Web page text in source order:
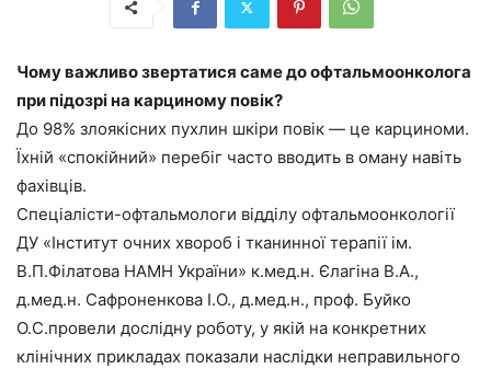
Чому важливо звертатися саме до офтальмоонколога
при підозрі на карциному повік?
До 98% злоякісних пухлин шкіри повік — це карциноми.
Їхній «спокійний» перебіг часто вводить в оману навіть
фахівців.
Спеціалісти-офтальмологи відділу офтальмоонкології
ДУ «Інститут очних хвороб і тканинної терапії ім.
В.П.Філатова НАМН України» к.мед.н. Єлагіна В.А.,
д.мед.н. Сафроненкова І.О., д.мед.н., проф. Буйко
О.С.провели дослідну роботу, у якій на конкретних
клінічних прикладах показали наслідки неправильного